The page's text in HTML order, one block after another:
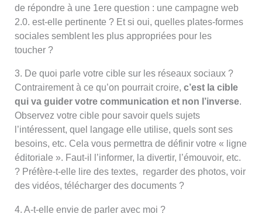
de répondre à une 1ere question : une campagne web
2.0. est-elle pertinente ? Et si oui, quelles plates-formes
sociales semblent les plus appropriées pour les
toucher ?
3. De quoi parle votre cible sur les réseaux sociaux ?
Contrairement à ce qu’on pourrait croire,c’est la cible
qui va guider votre communication et non l’inverse.
Observez votre cible pour savoir quels sujets
l’intéressent, quel langage elle utilise, quels sont ses
besoins, etc. Cela vous permettra de définir votre « ligne
éditoriale ». Faut-il l’informer, la divertir, l’émouvoir, etc.
? Préfère-t-elle lire des textes, regarder des photos, voir
des vidéos, télécharger des documents ?
4. A-t-elle envie de parler avec moi ?